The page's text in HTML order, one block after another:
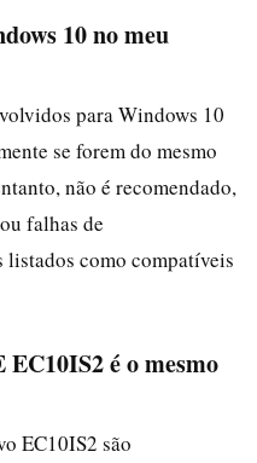
10 no meu
para Windows 10
se forem do mesmo
não é recomendado,
falhas de
como compatíveis
é o mesmo
EC10IS2 são